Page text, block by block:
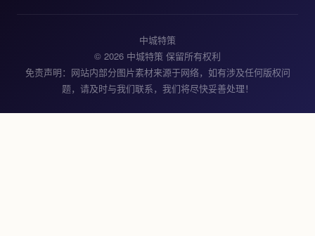
中城特策
© 2026 中城特策 保留所有权利
免责声明：网站内部分图片素材来源于网络，如有涉及任何版权问
题，请及时与我们联系，我们将尽快妥善处理！